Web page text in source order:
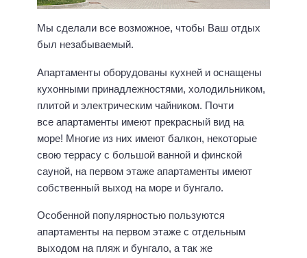
Мы сделали все возможное, чтобы Ваш отдых
был незабываемый.
Апартаменты оборудованы кухней и оснащены
кухонными принадлежностями, холодильником,
плитой и электрическим чайником. Почти
все апартаменты имеют прекрасный вид на
море! Многие из них имеют балкон, некоторые
свою террасу с большой ванной и финской
сауной, на первом этаже апартаменты имеют
собственный выход на море и бунгало.
Особенной популярностью пользуются
апартаменты на первом этаже с отдельным
выходом на пляж и бунгало, а так же